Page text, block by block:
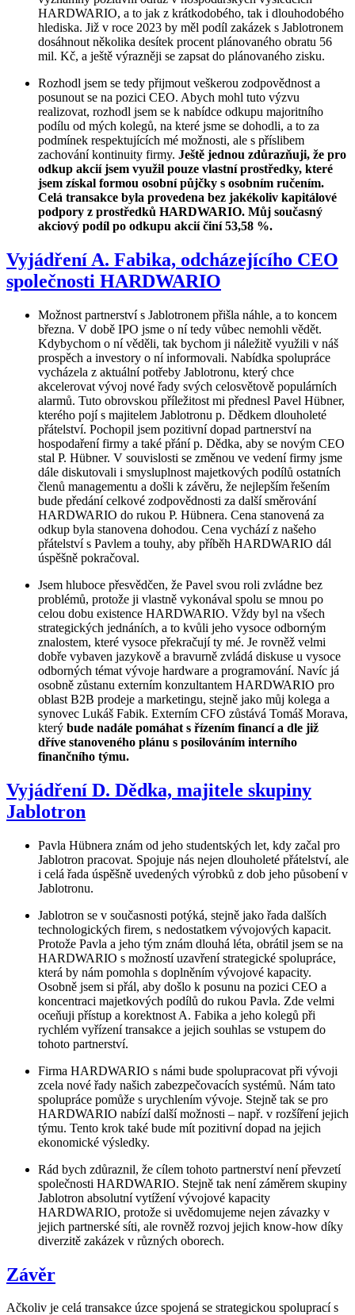
HARDWARIO, a to jak z krátkodobého, tak i dlouhodobého
hlediska. Již v roce 2023 by měl podíl zakázek s Jablotronem
dosáhnout několika desítek procent plánovaného obratu 56
mil. Kč, a ještě výrazněji se zapsat do plánovaného zisku.
Rozhodl jsem se tedy přijmout veškerou zodpovědnost a
posunout se na pozici CEO. Abych mohl tuto výzvu
realizovat, rozhodl jsem se k nabídce odkupu majoritního
podílu od mých kolegů, na které jsme se dohodli, a to za
podmínek respektujících mé možnosti, ale s příslibem
zachování kontinuity firmy. Ještě jednou zdůrazňuji, že pro
odkup akcií jsem využil pouze vlastní prostředky, které
jsem získal formou osobní půjčky s osobním ručením.
Celá transakce byla provedena bez jakékoliv kapitálové
podpory z prostředků HARDWARIO. Můj současný
akciový podíl po odkupu akcií činí 53,58 %.
Vyjádření A. Fabika, odcházejícího CEO
společnosti HARDWARIO
Možnost partnerství s Jablotronem přišla náhle, a to koncem
března. V době IPO jsme o ní tedy vůbec nemohli vědět.
Kdybychom o ní věděli, tak bychom ji náležitě využili v náš
prospěch a investory o ní informovali. Nabídka spolupráce
vycházela z aktuální potřeby Jablotronu, který chce
akcelerovat vývoj nové řady svých celosvětově populárních
alarmů. Tuto obrovskou příležitost mi přednesl Pavel Hübner,
kterého pojí s majitelem Jablotronu p. Dědkem dlouholeté
přátelství. Pochopil jsem pozitivní dopad partnerství na
hospodaření firmy a také přání p. Dědka, aby se novým CEO
stal P. Hübner. V souvislosti se změnou ve vedení firmy jsme
dále diskutovali i smysluplnost majetkových podílů ostatních
členů managementu a došli k závěru, že nejlepším řešením
bude předání celkové zodpovědnosti za další směrování
HARDWARIO do rukou P. Hübnera. Cena stanovená za
odkup byla stanovena dohodou. Cena vychází z našeho
přátelství s Pavlem a touhy, aby příběh HARDWARIO dál
úspěšně pokračoval.
Jsem hluboce přesvědčen, že Pavel svou roli zvládne bez
problémů, protože ji vlastně vykonával spolu se mnou po
celou dobu existence HARDWARIO. Vždy byl na všech
strategických jednáních, a to kvůli jeho vysoce odborným
znalostem, které vysoce překračují ty mé. Je rovněž velmi
dobře vybaven jazykově a bravurně zvládá diskuse u vysoce
odborných témat vývoje hardware a programování. Navíc já
osobně zůstanu externím konzultantem HARDWARIO pro
oblast B2B prodeje a marketingu, stejně jako můj kolega a
synovec Lukáš Fabik. Externím CFO zůstává Tomáš Morava,
který bude nadále pomáhat s řízením financí a dle již
dříve stanoveného plánu s posilováním interního
finančního týmu.
Vyjádření D. Dědka, majitele skupiny
Jablotron
Pavla Hübnera znám od jeho studentských let, kdy začal pro
Jablotron pracovat. Spojuje nás nejen dlouholeté přátelství, ale
i celá řada úspěšně uvedených výrobků z dob jeho působení v
Jablotronu.
Jablotron se v současnosti potýká, stejně jako řada dalších
technologických firem, s nedostatkem vývojových kapacit.
Protože Pavla a jeho tým znám dlouhá léta, obrátil jsem se na
HARDWARIO s možností uzavření strategické spolupráce,
která by nám pomohla s doplněním vývojové kapacity.
Osobně jsem si přál, aby došlo k posunu na pozici CEO a
koncentraci majetkových podílů do rukou Pavla. Zde velmi
oceňuji přístup a korektnost A. Fabika a jeho kolegů při
rychlém vyřízení transakce a jejich souhlas se vstupem do
tohoto partnerství.
Firma HARDWARIO s námi bude spolupracovat při vývoji
zcela nové řady našich zabezpečovacích systémů. Nám tato
spolupráce pomůže s urychlením vývoje. Stejně tak se pro
HARDWARIO nabízí další možnosti – např. v rozšíření jejich
týmu. Tento krok také bude mít pozitivní dopad na jejich
ekonomické výsledky.
Rád bych zdůraznil, že cílem tohoto partnerství není převzetí
společnosti HARDWARIO. Stejně tak není záměrem skupiny
Jablotron absolutní vytížení vývojové kapacity
HARDWARIO, protože si uvědomujeme nejen závazky v
jejich partnerské síti, ale rovněž rozvoj jejich know-how díky
diverzitě zakázek v různých oborech.
Závěr
Ačkoliv je celá transakce úzce spojená se strategickou spoluprací s